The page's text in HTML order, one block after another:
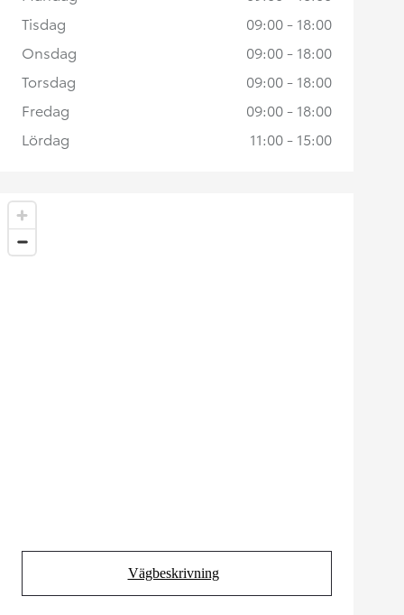
Vägbeskrivning
(Opens in new tab)
Tisdag
09:00 - 18:00
Onsdag
09:00 - 18:00
Torsdag
09:00 - 18:00
Fredag
09:00 - 18:00
Lördag
11:00 - 15:00